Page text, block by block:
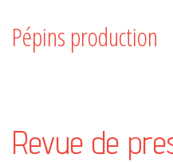
Pépins production
Revue de